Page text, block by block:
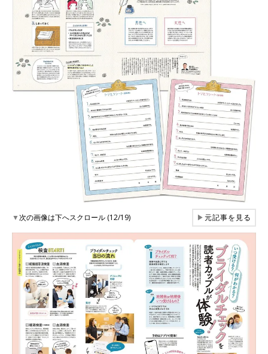
▼次の画像は下へスクロール (12/19) ▶元記事を見る